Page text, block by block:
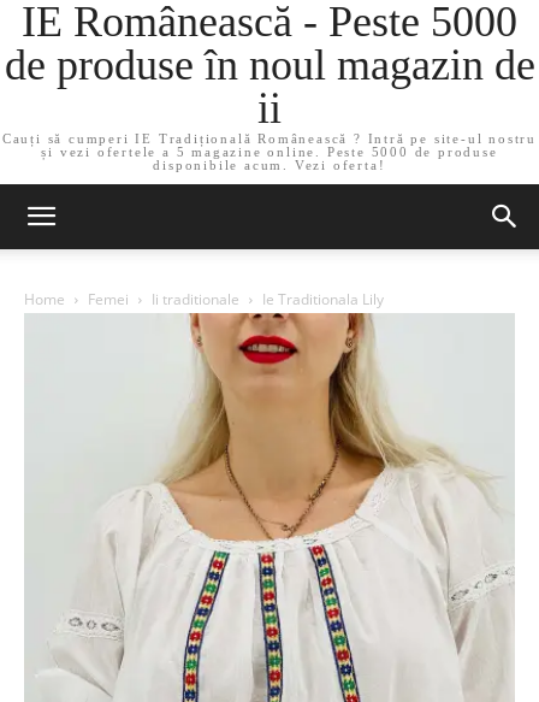
IE Românească - Peste 5000
de produse în noul magazin de
ii
Cauți să cumperi IE Tradițională Românească ? Intră pe site-ul nostru
și vezi ofertele a 5 magazine online. Peste 5000 de produse
disponibile acum. Vezi oferta!
Home Femei Ii traditionale Ie Traditionala Lily